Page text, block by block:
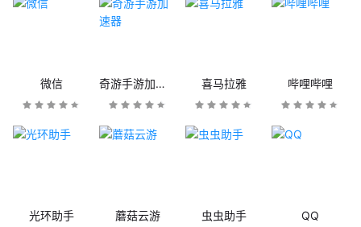
微信 奇游手游加速器 喜马拉雅 哔哩哔哩
光环助手 蘑菇云游 虫虫助手 QQ